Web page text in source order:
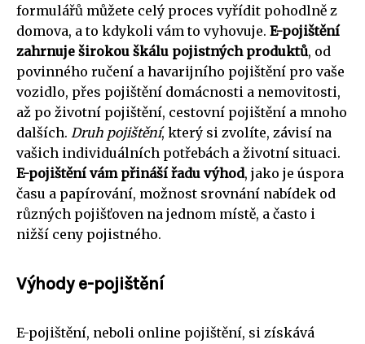
formulářů můžete celý proces vyřídit pohodlně z
domova, a to kdykoli vám to vyhovuje. E-pojištění
zahrnuje širokou škálu pojistných produktů, od
povinného ručení a havarijního pojištění pro vaše
vozidlo, přes pojištění domácnosti a nemovitosti,
až po životní pojištění, cestovní pojištění a mnoho
dalších. Druh pojištění, který si zvolíte, závisí na
vašich individuálních potřebách a životní situaci.
E-pojištění vám přináší řadu výhod, jako je úspora
času a papírování, možnost srovnání nabídek od
různých pojišťoven na jednom místě, a často i
nižší ceny pojistného.
Výhody e-pojištění
E-pojištění, neboli online pojištění, si získává